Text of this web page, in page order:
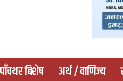
पाँचथर बिशेष अर्थ / वाणिज्य